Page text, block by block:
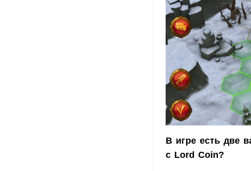
В игре есть две
с Lord Coin?